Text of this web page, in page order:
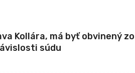
Kollára, má byť obvinený
súdu